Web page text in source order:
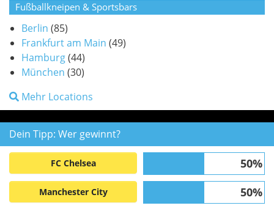
Fußballkneipen & Sportsbars
Berlin (85)
Frankfurt am Main (49)
Hamburg(44)
München (30)
Mehr Locations
Dein Tipp: Wer gewinnt?
FC Chelsea 50%
Manchester City 50%